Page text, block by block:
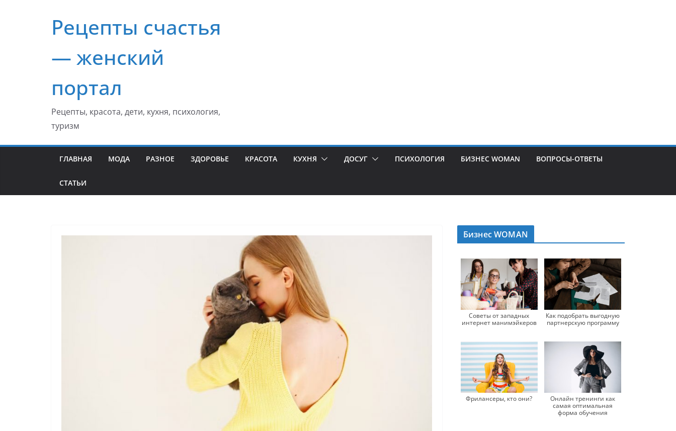
содержимомуРецепты счастья
— женский
портал
Рецепты, красота, дети, кухня, психология,
туризм
ГЛАВНАЯ МОДА РАЗНОЕ ЗДОРОВЬЕ КРАСОТА КУХНЯ ДОСУГ ПСИХОЛОГИЯ БИЗНЕС WOMAN ВОПРОСЫ-ОТВЕТЫ
СТАТЬИ
Бизнес WOMAN
Советы от западных
интернет манимэйкеров
Как подобрать выгодную
партнерскую программу
Фрилансеры, кто они?
Онлайн тренинги как
самая оптимальная
форма обучения